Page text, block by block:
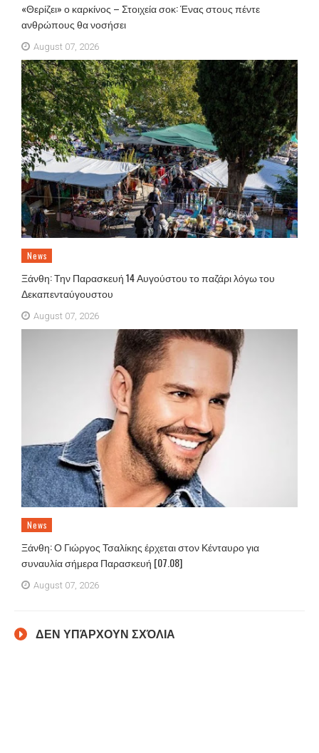
«Θερίζει» ο καρκίνος – Στοιχεία σοκ: Ένας στους πέντε
ανθρώπους θα νοσήσει
August 07, 2026
News
Ξάνθη: Την Παρασκευή 14 Αυγούστου το παζάρι λόγω του
Δεκαπενταύγουστου
August 07, 2026
News
Ξάνθη: Ο Γιώργος Τσαλίκης έρχεται στον Κένταυρο για
συναυλία σήμερα Παρασκευή [07.08]
August 07, 2026
ΔΕΝ ΥΠΆΡΧΟΥΝ ΣΧΌΛΙΑ